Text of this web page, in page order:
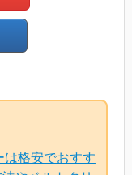
は格安でおすす